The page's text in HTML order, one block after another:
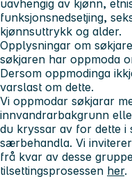
uavhengig av kjønn,
funksjonsnedsetjing,
kjønnsuttrykk og alder.
Opplysningar om
søkjaren har oppmoda
Dersom oppmodinga
varslast om dette.
Vi oppmodar søkjarar
innvandrarbakgrunn
du kryssar av for dette i
særbehandla. Vi
frå kvar av desse
tilsettingsprosessen her.